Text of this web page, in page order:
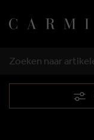
ZOEKEN